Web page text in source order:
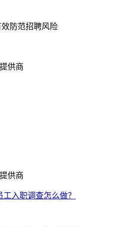
防范招聘风险
供商
供商
工入职调查怎么做？